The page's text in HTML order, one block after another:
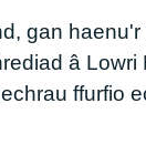
gan
â
ffurfio